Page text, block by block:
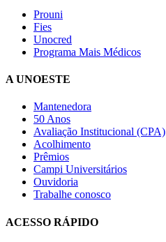
Prouni
Fies
Unocred
Programa Mais Médicos
A UNOESTE
Mantenedora
50 Anos
Avaliação Institucional (CPA)
Acolhimento
Prêmios
Campi Universitários
Ouvidoria
Trabalhe conosco
ACESSO RÁPIDO